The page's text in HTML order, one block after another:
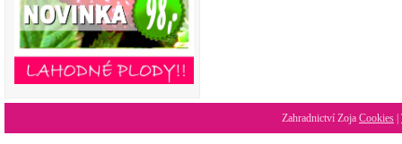
Zahradnictví Zoja Cookies